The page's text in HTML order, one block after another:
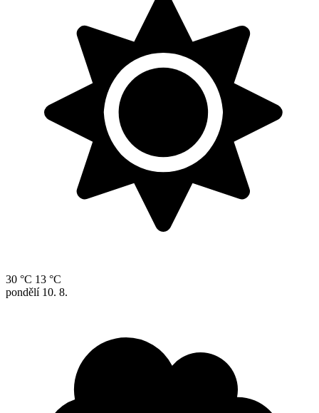
30 °C 13 °C
pondělí 10. 8.